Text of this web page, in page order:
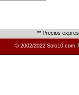
** Precios
© 2002/2022 Solo10.com